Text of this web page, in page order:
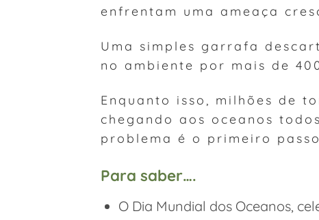
enfrentam uma ameaça
Uma simples garrafa
no ambiente por mais de
Enquanto isso, milhões de
chegando aos oceanos
problema é o primeiro
Para saber….
O Dia Mundial dos Oceanos,